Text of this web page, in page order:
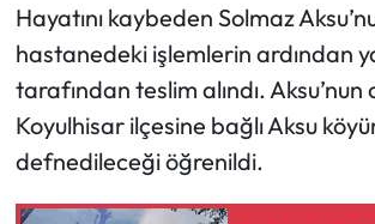
Hayatını kaybeden Solmaz
hastanedeki işlemlerin ardından
tarafından teslim alındı.
Koyulhisar ilçesine bağlı Aksu
defnedileceği öğrenildi.
Yayla Haber
Yemek Tarifleri
Yerel Haberler